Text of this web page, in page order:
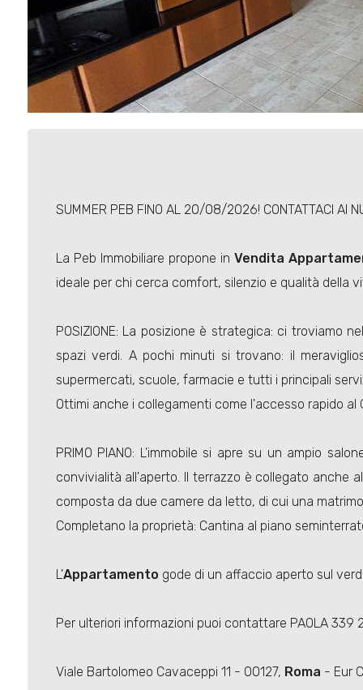
SUMMER PEB FINO AL 20/08/2026! CONTATTACI AI
La Peb Immobiliare propone inVendita
ideale per chi cerca comfort, silenzio e qualità della
POSIZIONE: La posizione è strategica: ci troviamo
spazi verdi. A pochi minuti si trovano: il
supermercati, scuole, farmacie e tutti i principali
Ottimi anche i collegamenti come l'accesso rapido
PRIMO PIANO: L'immobile si apre su un ampio
convivialità all'aperto. Il terrazzo è collegato anche
composta da due camere da letto, di cui una
Completano la proprietà: Cantina al piano
L'Appartamento gode di un affaccio aperto sul
Per ulteriori informazioni puoi contattare PAOLA 339
Viale Bartolomeo Cavaceppi 11 - 00127, Roma - Eur